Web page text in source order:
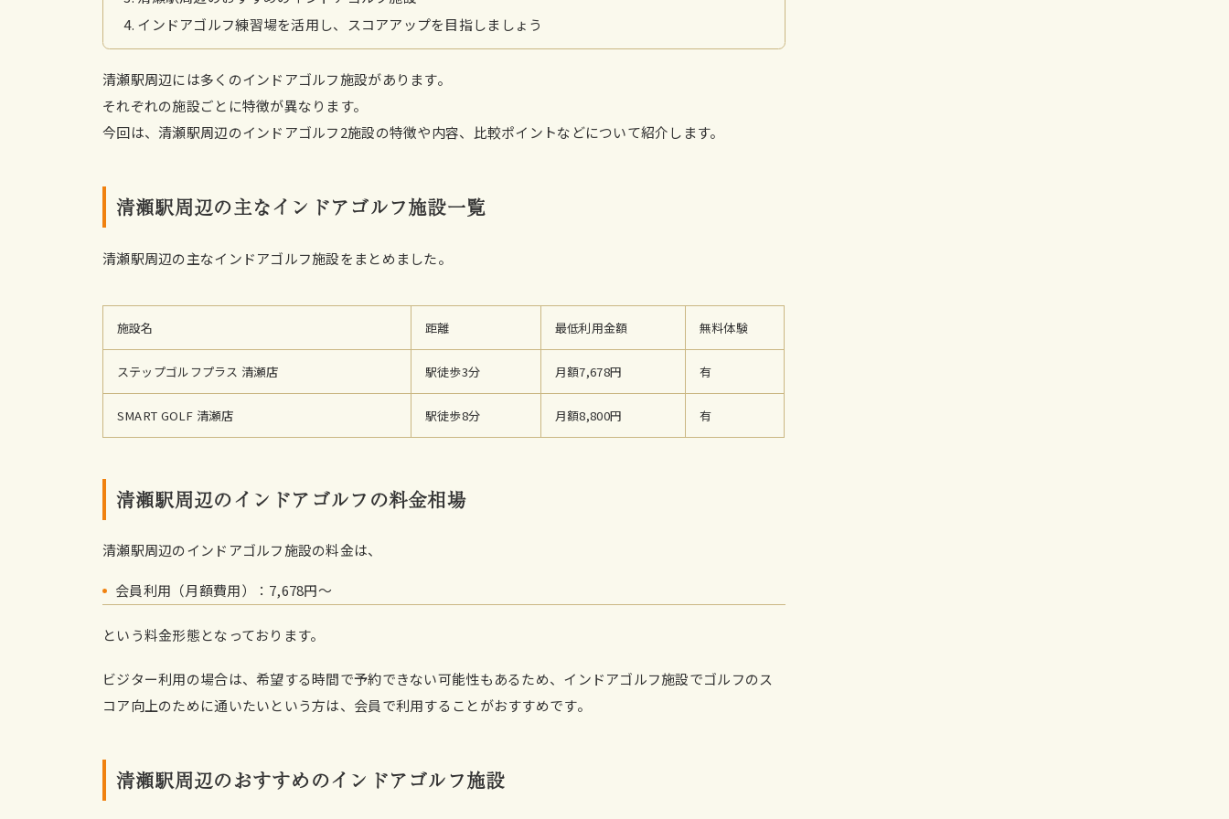
インドアゴルフ練習場を活用し、スコアアップを目指しましょう
清瀬駅周辺には多くのインドアゴルフ施設があります。
それぞれの施設ごとに特徴が異なります。
今回は、清瀬駅周辺のインドアゴルフ2施設の特徴や内容、比較ポイントなどについて紹介します。
清瀬駅周辺の主なインドアゴルフ施設一覧
清瀬駅周辺の主なインドアゴルフ施設をまとめました。
施設名 距離 最低利用金額 無料体験
ステップゴルフプラス 清瀬店 駅徒歩3分 月額7,678円 有
SMART GOLF 清瀬店 駅徒歩8分 月額8,800円 有
清瀬駅周辺のインドアゴルフの料金相場
清瀬駅周辺のインドアゴルフ施設の料金は、
会員利用（月額費用）：7,678円〜
という料金形態となっております。
ビジター利用の場合は、希望する時間で予約できない可能性もあるため、インドアゴルフ施設でゴルフのス
コア向上のために通いたいという方は、会員で利用することがおすすめです。
清瀬駅周辺のおすすめのインドアゴルフ施設